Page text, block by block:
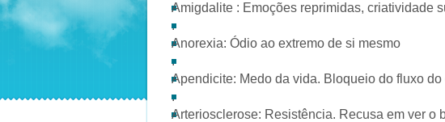
Amigdalite : Emoções reprimidas, criatividade
.
Anorexia: Ódio ao extremo de si mesmo
.
Apendicite: Medo da vida. Bloqueio do fluxo do
.
Arteriosclerose: Resistência. Recusa em ver o